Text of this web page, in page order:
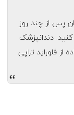
پس از چند روز
دندانپزشک
فلوراید تراپی
“